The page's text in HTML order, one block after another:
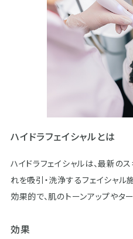
ハイドラフェイシャルとは
ハイドラフェイシャルは、最新の
れを吸引・洗浄するフェイシャ
効果的で、肌のトーンアップやタ
効果